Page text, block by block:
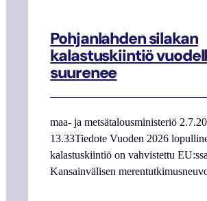
Pohjanlahden silakan
kalastuskiintiö
suurenee
maa- ja metsätalousministeriö
13.33Tiedote Vuoden 2026
kalastuskiintiö on vahvistettu EU:ssa
Kansainvälisen